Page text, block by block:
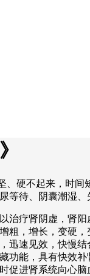
硬不起来，时
待、阴囊潮湿
疗肾阴虚，肾
，增长，变硬
速见效，快慢
功能，具有快效
促进肾系统向心